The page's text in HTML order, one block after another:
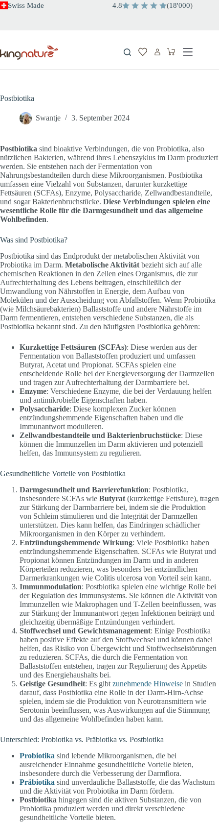
ZumSwiss Made 4.8 (18'000)
Warenkorb
Postbiotika
Swantje 3. September 2024
Postbiotika sind bioaktive Verbindungen, die von Probiotika, also
nützlichen Bakterien, während ihres Lebenszyklus im Darm produziert
werden. Sie entstehen nach der Fermentation von
Nahrungsbestandteilen durch diese Mikroorganismen. Postbiotika
umfassen eine Vielzahl von Substanzen, darunter kurzkettige
Fettsäuren (SCFAs), Enzyme, Polysaccharide, Zellwandbestandteile,
und sogar Bakterienbruchstücke. Diese Verbindungen spielen eine
wesentliche Rolle für die Darmgesundheit und das allgemeine
Wohlbefinden.
Was sind Postbiotika?
Postbiotika sind das Endprodukt der metabolischen Aktivität von
Probiotika im Darm. Metabolische Aktivität bezieht sich auf alle
chemischen Reaktionen in den Zellen eines Organismus, die zur
Aufrechterhaltung des Lebens beitragen, einschließlich der
Umwandlung von Nährstoffen in Energie, dem Aufbau von
Molekülen und der Ausscheidung von Abfallstoffen. Wenn Probiotika
(wie Milchsäurebakterien) Ballaststoffe und andere Nährstoffe im
Darm fermentieren, entstehen verschiedene Substanzen, die als
Postbiotika bekannt sind. Zu den häufigsten Postbiotika gehören:
Kurzkettige Fettsäuren (SCFAs): Diese werden aus der
Fermentation von Ballaststoffen produziert und umfassen
Butyrat, Acetat und Propionat. SCFAs spielen eine
entscheidende Rolle bei der Energieversorgung der Darmzellen
und tragen zur Aufrechterhaltung der Darmbarriere bei.
Enzyme: Verschiedene Enzyme, die bei der Verdauung helfen
und antimikrobielle Eigenschaften haben.
Polysaccharide: Diese komplexen Zucker können
entzündungshemmende Eigenschaften haben und die
Immunantwort modulieren.
Zellwandbestandteile und Bakterienbruchstücke: Diese
können die Immunzellen im Darm aktivieren und potenziell
helfen, das Immunsystem zu regulieren.
Gesundheitliche Vorteile von Postbiotika
Darmgesundheit und Barrierefunktion: Postbiotika,
insbesondere SCFAs wie Butyrat (kurzkettige Fettsäure), tragen
zur Stärkung der Darmbarriere bei, indem sie die Produktion
von Schleim stimulieren und die Integrität der Darmzellen
unterstützen. Dies kann helfen, das Eindringen schädlicher
Mikroorganismen in den Körper zu verhindern.
Entzündungshemmende Wirkung: Viele Postbiotika haben
entzündungshemmende Eigenschaften. SCFAs wie Butyrat und
Propionat können Entzündungen im Darm und in anderen
Körperteilen reduzieren, was besonders bei entzündlichen
Darmerkrankungen wie Colitis ulcerosa von Vorteil sein kann.
Immunmodulation: Postbiotika spielen eine wichtige Rolle bei
der Regulation des Immunsystems. Sie können die Aktivität von
Immunzellen wie Makrophagen und T-Zellen beeinflussen, was
zur Stärkung der Immunantwort gegen Infektionen beiträgt und
gleichzeitig übermäßige Entzündungen verhindert.
Stoffwechsel und Gewichtsmanagement: Einige Postbiotika
haben positive Effekte auf den Stoffwechsel und können dabei
helfen, das Risiko von Übergewicht und Stoffwechselstörungen
zu reduzieren. SCFAs, die durch die Fermentation von
Ballaststoffen entstehen, tragen zur Regulierung des Appetits
und des Energiehaushalts bei.
Geistige Gesundheit: Es gibt zunehmende Hinweise in Studien
darauf, dass Postbiotika eine Rolle in der Darm-Hirn-Achse
spielen, indem sie die Produktion von Neurotransmittern wie
Serotonin beeinflussen, was Auswirkungen auf die Stimmung
und das allgemeine Wohlbefinden haben kann.
Unterschied: Probiotika vs. Präbiotika vs. Postbiotika
Probiotika sind lebende Mikroorganismen, die bei
ausreichender Einnahme gesundheitliche Vorteile bieten,
insbesondere durch die Verbesserung der Darmflora.
Präbiotika sind unverdauliche Ballaststoffe, die das Wachstum
und die Aktivität von Probiotika im Darm fördern.
Postbiotika hingegen sind die aktiven Substanzen, die von
Probiotika produziert werden und direkt verschiedene
gesundheitliche Vorteile bieten.